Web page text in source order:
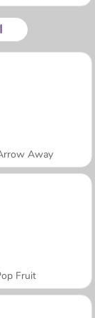
Away
Fruit